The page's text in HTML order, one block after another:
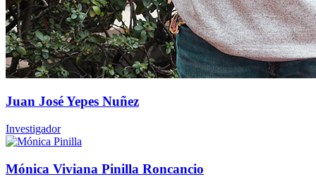
Juan José Yepes Nuñez
Investigador
Mónica Viviana Pinilla Roncancio